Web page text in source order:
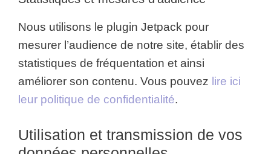
Nous utilisons le plugin Jetpack pour
mesurer l’audience de notre site, établir des
statistiques de fréquentation et ainsi
améliorer son contenu. Vous pouvez lire ici
leur politique de confidentialité.
Utilisation et transmission de vos